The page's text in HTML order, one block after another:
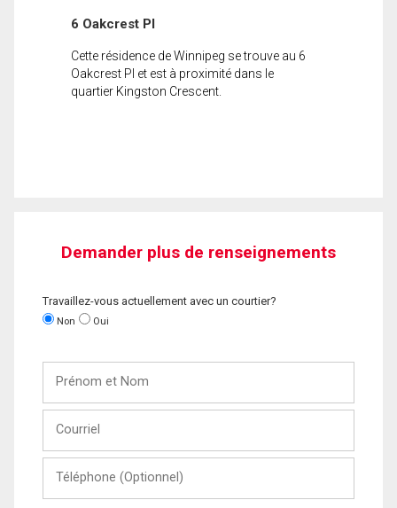
6 Oakcrest Pl
Cette résidence de Winnipeg se trouve au 6
Oakcrest Pl et est à proximité dans le
quartier Kingston Crescent.
Demander plus de renseignements
Travaillez-vous actuellement avec un courtier?
Non Oui
Nom
(Optionnel)